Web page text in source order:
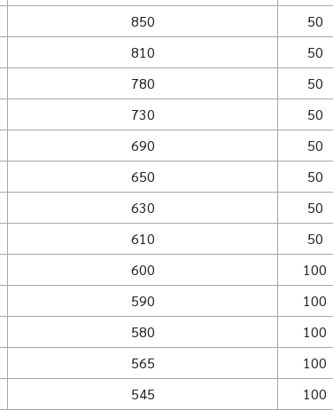
850 50
810 50
780 50
730 50
690 50
650 50
630 50
610 50
600 100
590 100
580 100
565 100
545 100